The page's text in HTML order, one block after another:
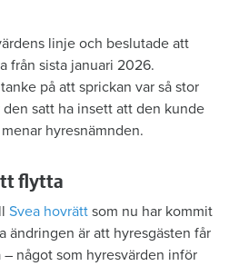
linje och beslutade att
från sista januari 2026.
på att sprickan var så stor
satt ha insett att den kunde
hyresnämnden.
flytta
Svea hovrätt som nu har kommit
ändringen är att hyresgästen får
något som hyresvärden inför